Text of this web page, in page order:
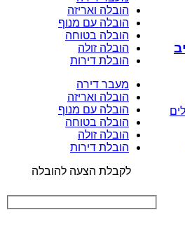
הובלה ואריזה
הובלה עם מנוף
הובלה בטוחה
הובלה זולה
הובלת דירות
מעבר דירה
הובלה ואריזה
הובלה עם מנוף
הובלה בטוחה
הובלה זולה
הובלת דירות
לקבלת הצעה להובלה